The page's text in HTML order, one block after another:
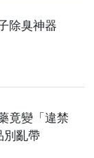
除臭神器
竟變「違禁
別亂帶